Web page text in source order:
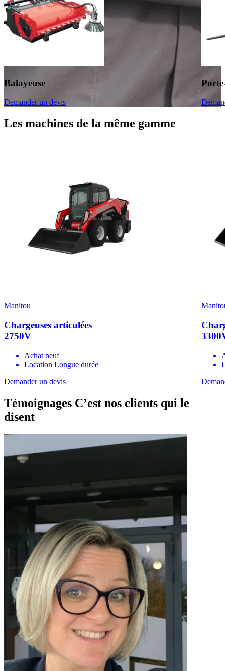
Balayeuse
Demander un devis
Les machines de la même gamme
Manitou
Chargeuses articulées
2750V
Achat neuf
Location Longue durée
Demander un devis
Témoignages C’est nos clients qui le
disent